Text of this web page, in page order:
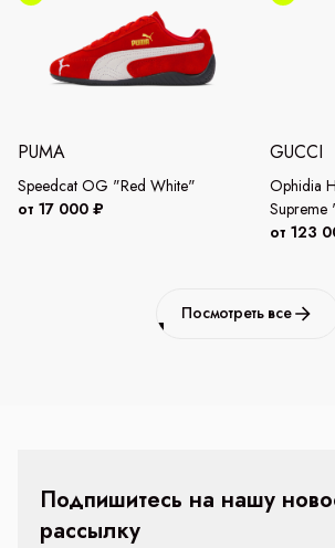
PUMA
Speedcat OG "Red White"
от 17 000 ₽
GUCCI
Ophidia
Supreme
от 123
Посмотреть все
Подпишитесь на нашу
рассылку